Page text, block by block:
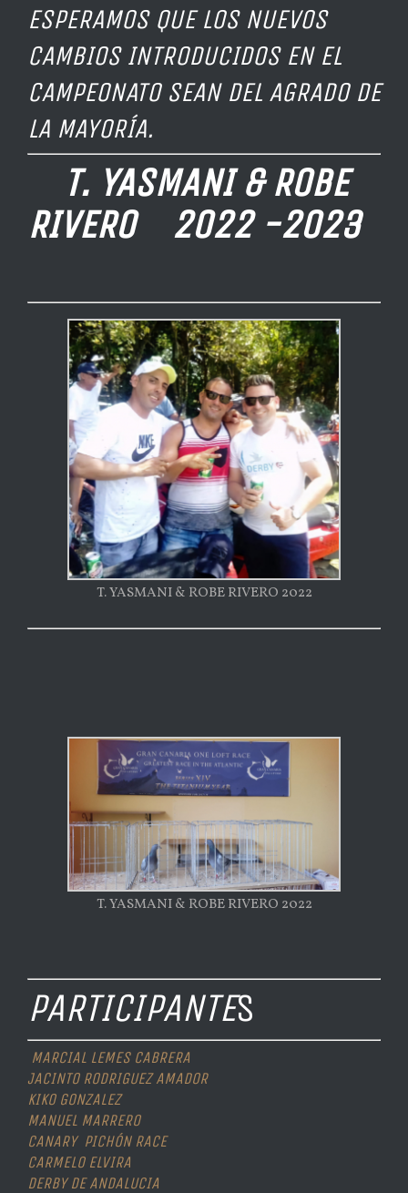
ESPERAMOS QUE LOS NUEVOS
CAMBIOS INTRODUCIDOS EN EL
CAMPEONATO SEAN DEL AGRADO DE
LA MAYORÍA.
T. YASMANI & ROBE
RIVERO 2022 -2023
T. YASMANI & ROBE RIVERO 2022
T. YASMANI & ROBE RIVERO 2022
PARTICIPANTES
MARCIAL LEMES CABRERA
JACINTO RODRIGUEZ AMADOR
KIKO GONZALEZ
MANUEL MARRERO
CANARY PICHÓN RACE
CARMELO ELVIRA
DERBY DE ANDALUCIA